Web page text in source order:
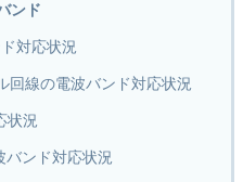
ンド
対応状況
回線の電波バンド対応状況
状況
バンド対応状況